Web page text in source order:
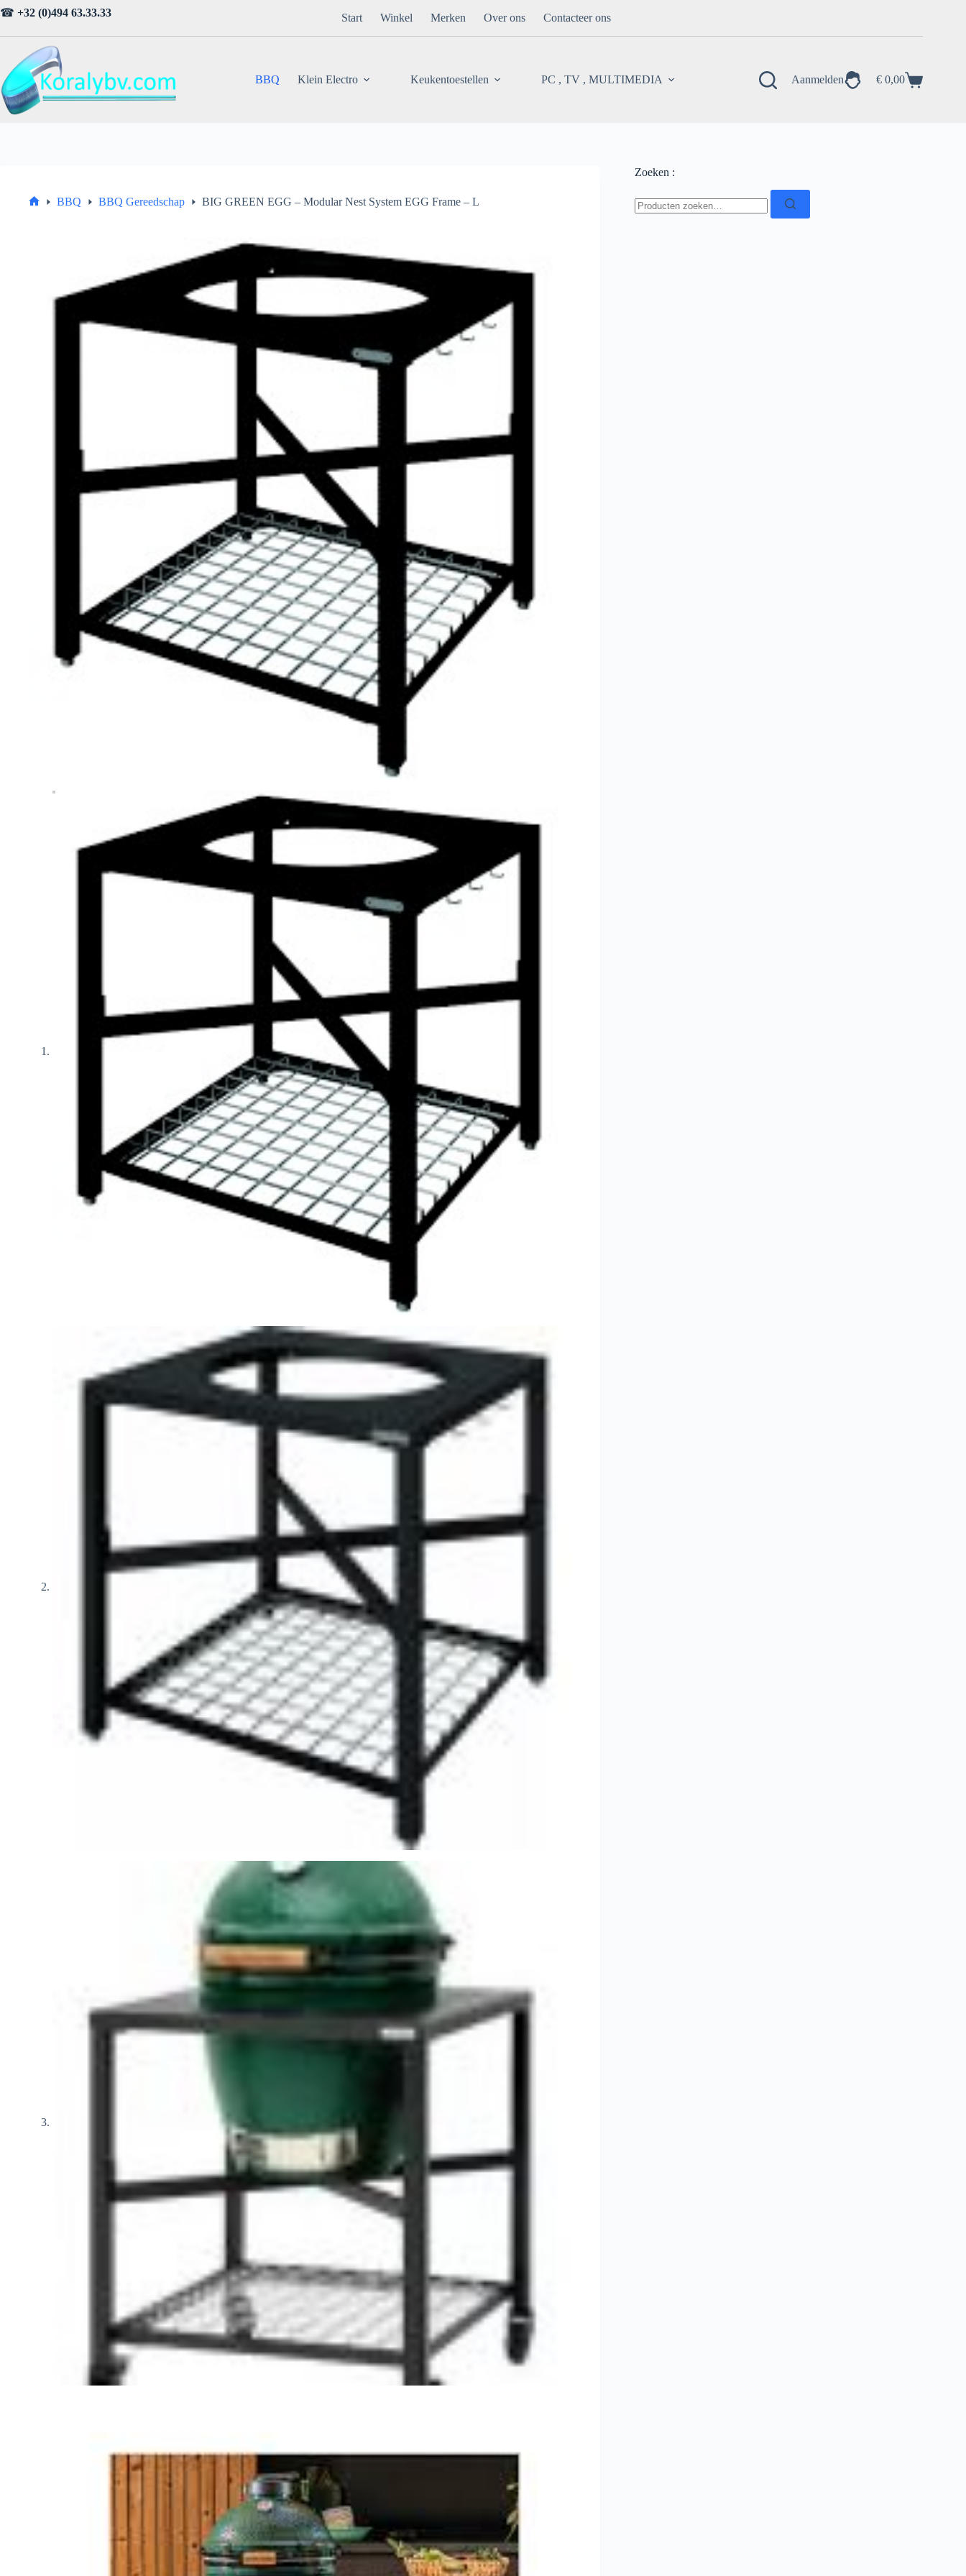
Ga
naar
☎ +32 (0)494 63.33.33 Start Winkel Merken Over ons Contacteer ons
BBQ Klein Electro Keukentoestellen PC , TV , MULTIMEDIA Aanmelden Winkelwagen
€ 0,00
BBQ BBQ Gereedschap BIG GREEN EGG – Modular Nest System EGG Frame – L
Zoeken :
naar: